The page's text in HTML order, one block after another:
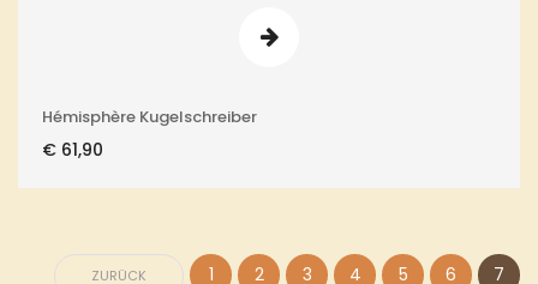
Hémisphère Kugelschreiber
€ 61,90
ZURÜCK 1 2 3 4 5 6 7